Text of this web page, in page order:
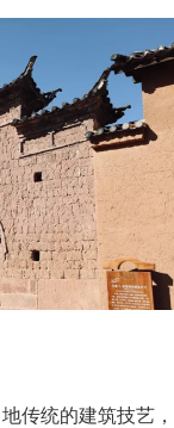
传统的建筑技艺